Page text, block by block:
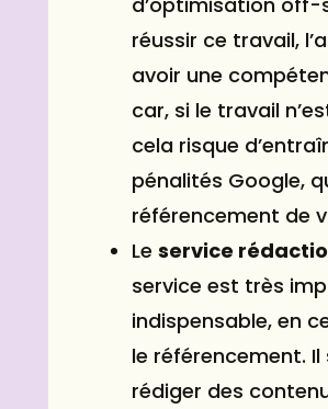
réussir ce travail,
avoir une
car, si le travail
cela risque
pénalités Google,
référencement de
Le service
service est très
indispensable, en
le référencement.
rédiger des